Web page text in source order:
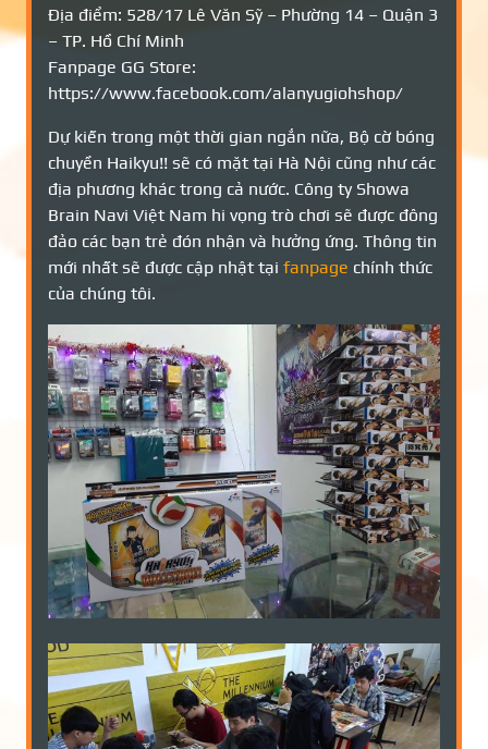
Địa điểm: 528/17 Lê Văn Sỹ – Phường 14 – Quận 3
– TP. Hồ Chí Minh
Fanpage GG Store:
https://www.facebook.com/alanyugiohshop/
Dự kiến trong một thời gian ngắn nữa, Bộ cờ bóng
chuyền Haikyu!! sẽ có mặt tại Hà Nội cũng như các
địa phương khác trong cả nước. Công ty Showa
Brain Navi Việt Nam hi vọng trò chơi sẽ được đông
đảo các bạn trẻ đón nhận và hưởng ứng. Thông tin
mới nhất sẽ được cập nhật tại fanpage chính thức
của chúng tôi.